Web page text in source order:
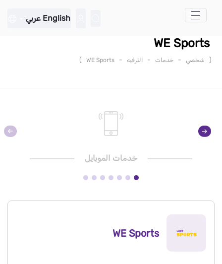
تخطي إلى المحتوى الرئيسي
English عربي
WE Sports
( شخصي - خدمات - الترفيه -
WE Sports
)
خدمات الموبايل
WE Sports